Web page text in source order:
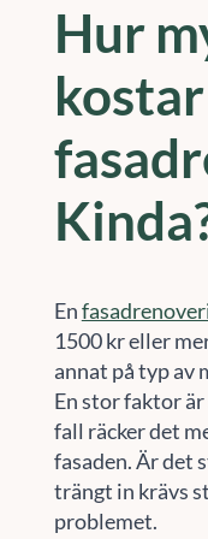
Hur
En
1500 kr eller
annat på typ av
En stor faktor är
fall räcker det
fasaden. Är det
trängt in krävs
problemet.